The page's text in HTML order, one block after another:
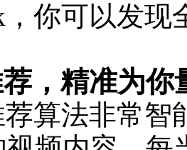
你可以发现
，精准为你
算法非常智